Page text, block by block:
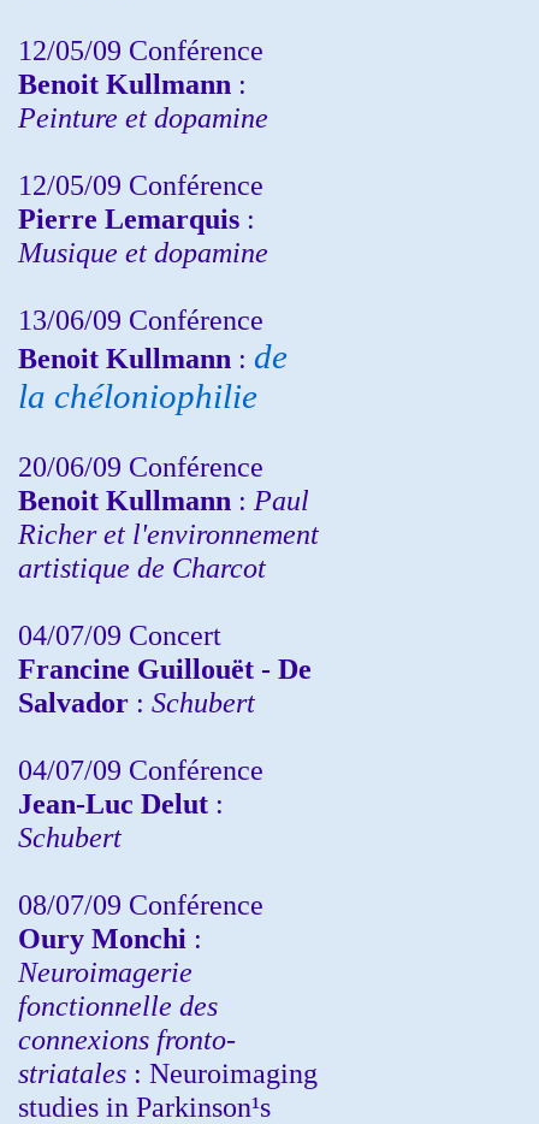
12/05/09 Conférence
Benoit Kullmann :
Peinture et dopamine
12/05/09 Conférence
Pierre Lemarquis :
Musique et dopamine
13/06/09 Conférence
Benoit Kullmann : de
la chéloniophilie
20/06/09 Conférence
Benoit Kullmann : Paul
Richer et l'environnement
artistique de Charcot
04/07/09 Concert
Francine Guillouët - De
Salvador : Schubert
04/07/09 Conférence
Jean-Luc Delut :
Schubert
08/07/09 Conférence
Oury Monchi :
Neuroimagerie
fonctionnelle des
connexions fronto-
striatales : Neuroimaging
studies in Parkinson¹s